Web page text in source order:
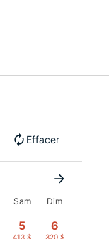
Effacer
Sam Dim
5
413 $
6
320 $